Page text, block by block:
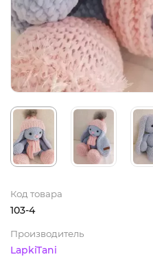
Код товара
103-4
Производитель
LapkiTani